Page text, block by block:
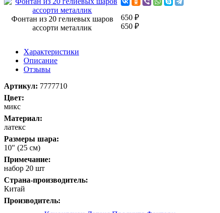
Фонтан из 20 гелиевых шаров
ассорти металлик
650 ₽
650 ₽
Характеристики
Описание
Отзывы
Артикул: 7777710
Цвет:
микс
Материал:
латекс
Размеры шара:
10" (25 см)
Примечание:
набор 20 шт
Страна-производитель:
Китай
Производитель: